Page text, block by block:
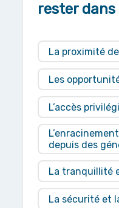
rester dans
La proximité
Les
L’accès
depuis des
La tranquillité
La sécurité et